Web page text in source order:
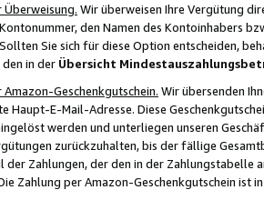
Wir überweisen Ihre Vergütung
den Namen des Kontoinhabers
Sie sich für diese Option entscheiden,
in der Übersicht
Geschenkgutschein. Wir übersenden
Haupt-E-Mail-Adresse. Diese
werden und unterliegen unseren
zurückzuhalten, bis der fällige
der Zahlungen, der den in der
Zahlung per Amazon-Geschenkgutschein ist